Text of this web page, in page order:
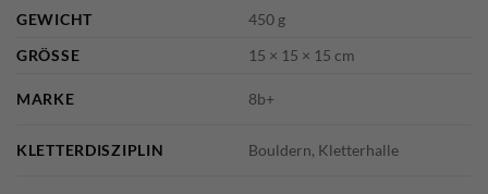
GEWICHT
450 g
GRÖSSE
15 × 15 × 15 cm
MARKE 8b+
KLETTERDISZIPLIN Bouldern, Kletterhalle